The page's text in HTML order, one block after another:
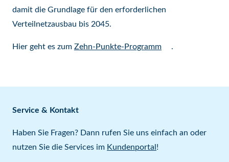
damit die Grundlage für den erforderlichen
Verteilnetzausbau bis 2045.
Hier geht es zum Zehn-Punkte-Programm .
Service & Kontakt
Haben Sie Fragen? Dann rufen Sie uns einfach an oder
nutzen Sie die Services im Kundenportal !